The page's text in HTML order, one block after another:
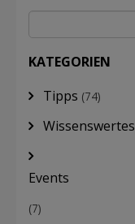
KATEGORIEN
Tipps (74)
Wissenswertes
Events
(7)